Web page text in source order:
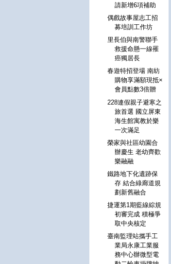
請新增6項補助
偶戲故事屋志工招
募培訓工作坊
里長伯與南警聯手
救援命懸一線罹
癌獨居長
春遊特招登場 南紡
購物享滿額現抵×
會員點數3倍贈
228連假親子避寒之
旅首選 國立屏東
海生館寓教於樂
一次滿足
榮家與社區幼園合
辦慶生 老幼齊歡
樂融融
鐵路地下化遺跡保
存 結合綠廊道規
劃新舊融合
捷運第1期藍線綜規
初審完成 積極爭
取中央核定
臺南監理站攜手工
業局永康工業服
務中心辦微型電